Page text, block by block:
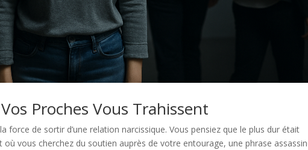
Proches Vous Trahissent
force de sortir d’une relation narcissique. Vous pensiez que le plus dur était
où vous cherchez du soutien auprès de votre entourage, une phrase